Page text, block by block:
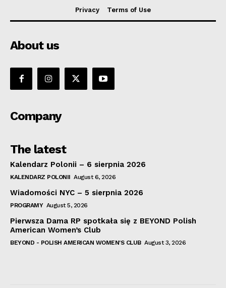
Privacy Terms of Use
About us
Company
The latest
Kalendarz Polonii – 6 sierpnia 2026
KALENDARZ POLONII August 6, 2026
Wiadomości NYC – 5 sierpnia 2026
PROGRAMY August 5, 2026
Pierwsza Dama RP spotkała się z BEYOND Polish
American Women’s Club
BEYOND - POLISH AMERICAN WOMEN'S CLUB August 3, 2026